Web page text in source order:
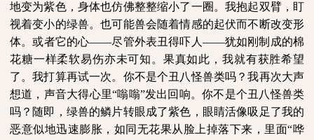
地变为紫色，身体也仿佛整整缩小了一圈。我抱起双臂，盯
视着变小的绿兽。也可能兽会随着情感的起伏而不断改变形
体。或者它的心——尽管外表丑得吓人——犹如刚制成的棉
花糖一样柔软易伤亦未可知。果真如此，我就有获胜希望
了。我打算再试一次。你不是个丑八怪兽类吗？我再次大声
想道，声音大得心里“嗡嗡”发出回响。你不是个丑八怪兽类
吗？随即，绿兽的鳞片转眼成了紫色，眼睛活像吸足了我的
恶意似地迅速膨胀，如同无花果从脸上掉落下来，里面“哗